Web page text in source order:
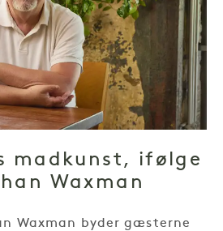
madkunst, ifølge
Waxman
Waxman byder gæsterne